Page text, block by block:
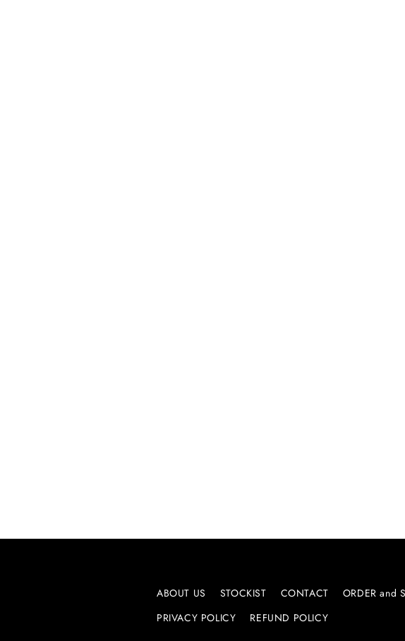
ABOUT US STOCKIST CONTACT ORDER and
PRIVACY POLICY
REFUND POLICY